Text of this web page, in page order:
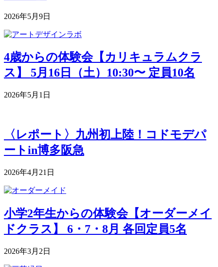
2026年5月9日
4歳からの体験会【カリキュラムクラ
ス】 5月16日（土）10:30〜 定員10名
2026年5月1日
〈レポート〉九州初上陸！コドモデパ
ートin博多阪急
2026年4月21日
小学2年生からの体験会【オーダーメイ
ドクラス】 6・7・8月 各回定員5名
2026年3月2日